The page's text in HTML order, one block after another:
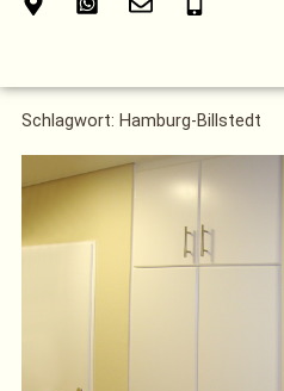
Schlagwort: Hamburg-Billstedt